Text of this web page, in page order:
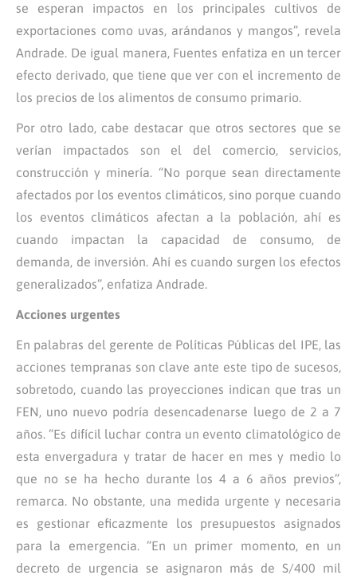
se esperan impactos en los principales cultivos de
exportaciones como uvas, arándanos y mangos”, revela
Andrade. De igual manera, Fuentes enfatiza en un tercer
efecto derivado, que tiene que ver con el incremento de
los precios de los alimentos de consumo primario.
Por otro lado, cabe destacar que otros sectores que se
verían impactados son el del comercio, servicios,
construcción y minería. “No porque sean directamente
afectados por los eventos climáticos, sino porque cuando
los eventos climáticos afectan a la población, ahí es
cuando impactan la capacidad de consumo, de
demanda, de inversión. Ahí es cuando surgen los efectos
generalizados”, enfatiza Andrade.
Acciones urgentes
En palabras del gerente de Políticas Públicas del IPE, las
acciones tempranas son clave ante este tipo de sucesos,
sobretodo, cuando las proyecciones indican que tras un
FEN, uno nuevo podría desencadenarse luego de 2 a 7
años. “Es difícil luchar contra un evento climatológico de
esta envergadura y tratar de hacer en mes y medio lo
que no se ha hecho durante los 4 a 6 años previos”,
remarca. No obstante, una medida urgente y necesaria
es gestionar eficazmente los presupuestos asignados
para la emergencia. “En un primer momento, en un
decreto de urgencia se asignaron más de S/400 mil